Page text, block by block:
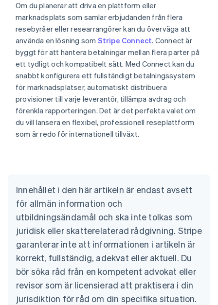
Om du planerar att driva en plattform eller
marknadsplats som samlar erbjudanden från flera
resebyråer eller researrangörer kan du överväga att
använda en lösning som Stripe Connect. Connect är
byggt för att hantera betalningar mellan flera parter på
ett tydligt och kompatibelt sätt. Med Connect kan du
snabbt konfigurera ett fullständigt betalningssystem
för marknadsplatser, automatiskt distribuera
provisioner till varje leverantör, tillämpa avdrag och
förenkla rapporteringen. Det är det perfekta valet om
du vill lansera en flexibel, professionell reseplattform
som är redo för internationell tillväxt.
Innehållet i den här artikeln är endast avsett
för allmän information och
utbildningsändamål och ska inte tolkas som
juridisk eller skatterelaterad rådgivning. Stripe
garanterar inte att informationen i artikeln är
korrekt, fullständig, adekvat eller aktuell. Du
bör söka råd från en kompetent advokat eller
revisor som är licensierad att praktisera i din
jurisdiktion för råd om din specifika situation.
Australien
English
Belgien
Bulgarien
Cypern
English
English
Estland
English
Fastlandskina
简体中文English
Finland
Frankrike
FrançaisEnglish